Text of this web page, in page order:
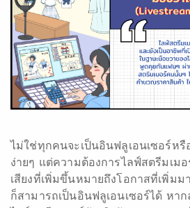
ไม่ใช่ทุกคนจะเป็นอินฟลูเอนเซอร์หรื
ง่ายๆ แต่ความต้องการไลฟ์สตรีมเม
เสียงที่เพิ่มขึ้นหมายถึงโอกาสที่เพิ่ม
ก็สามารถเป็นอินฟลูเอนเซอร์ได้ หาก